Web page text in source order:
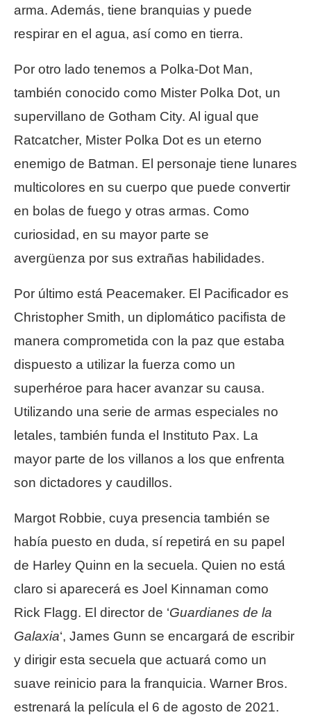
arma. Además, tiene branquias y puede
respirar en el agua, así como en tierra.
Por otro lado tenemos a Polka-Dot Man,
también conocido como Mister Polka Dot, un
supervillano de Gotham City. Al igual que
Ratcatcher, Mister Polka Dot es un eterno
enemigo de Batman. El personaje tiene lunares
multicolores en su cuerpo que puede convertir
en bolas de fuego y otras armas. Como
curiosidad, en su mayor parte se
avergüenza por sus extrañas habilidades.
Por último está Peacemaker. El Pacificador es
Christopher Smith, un diplomático pacifista de
manera comprometida con la paz que estaba
dispuesto a utilizar la fuerza como un
superhéroe para hacer avanzar su causa.
Utilizando una serie de armas especiales no
letales, también funda el Instituto Pax. La
mayor parte de los villanos a los que enfrenta
son dictadores y caudillos.
Margot Robbie, cuya presencia también se
había puesto en duda, sí repetirá en su papel
de Harley Quinn en la secuela. Quien no está
claro si aparecerá es Joel Kinnaman como
Rick Flagg. El director de ‘Guardianes de la
Galaxia‘, James Gunn se encargará de escribir
y dirigir esta secuela que actuará como un
suave reinicio para la franquicia. Warner Bros.
estrenará la película el 6 de agosto de 2021.